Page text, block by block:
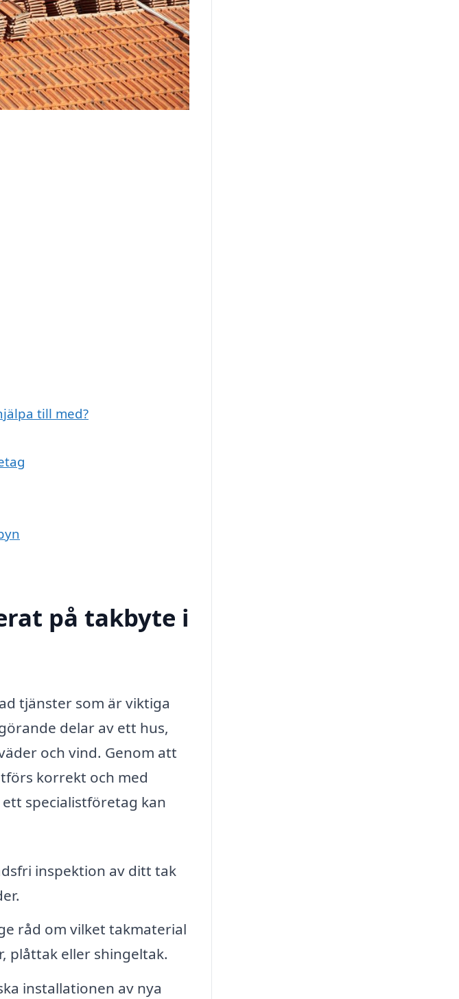
till med?
på takbyte i
tjänster som är viktiga
delar av ett hus,
och vind. Genom att
korrekt och med
specialistföretag kan
inspektion av ditt tak
råd om vilket takmaterial
plåttak eller shingeltak.
installationen av nya